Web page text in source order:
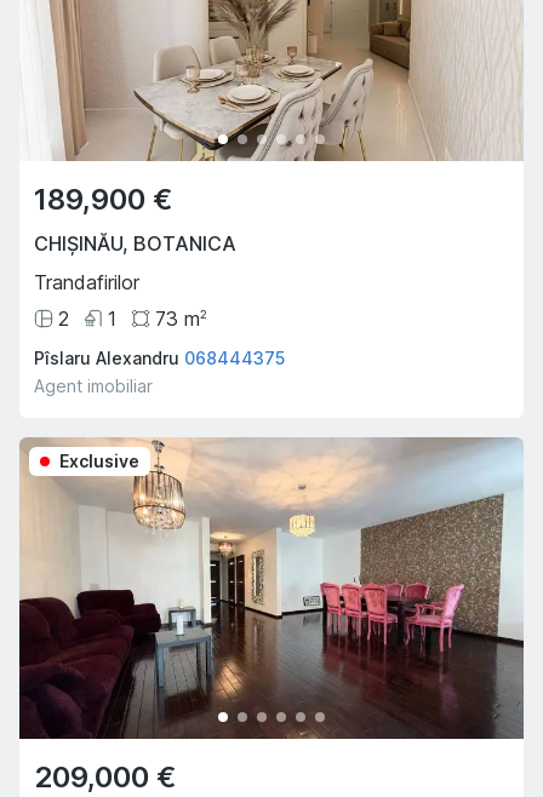
189,900 €
CHIȘINĂU, BOTANICA
Trandafirilor
2
1 73 m2
Pîslaru Alexandru 068444375
Agent imobiliar
Exclusive
209,000 €